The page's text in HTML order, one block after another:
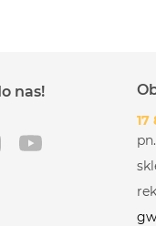
nas!
17